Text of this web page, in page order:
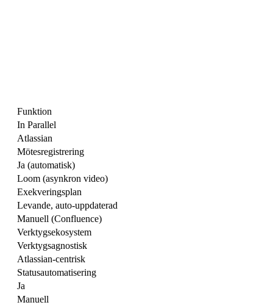
Funktion
In Parallel
Atlassian
Mötesregistrering
Ja (automatisk)
Loom (asynkron video)
Exekveringsplan
Levande, auto-uppdaterad
Manuell (Confluence)
Verktygsekosystem
Verktygsagnostisk
Atlassian-centrisk
Statusautomatisering
Ja
Manuell